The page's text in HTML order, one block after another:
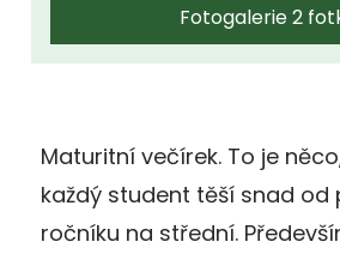
Fotogalerie 2
Maturitní večírek. To je
každý student těší snad od
ročníku na střední.